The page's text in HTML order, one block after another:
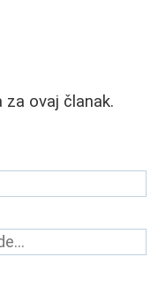
ovaj članak.